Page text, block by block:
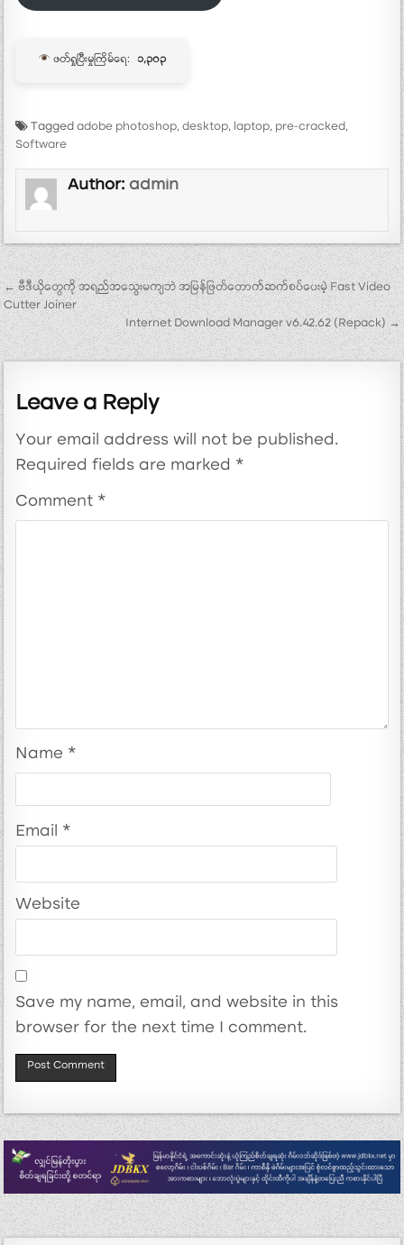
ဖတ်ရှုပြီးမှုကြိမ်ရေ: ၁,၃၀၃
Taggedadobe photoshop,desktop, laptop, pre-cracked,
Software
Author:admin
Post navigation
← ဗီဒီယိုတွေကို အရည်အသွေးမကျဘဲ အမြန်ဖြတ်တောက်ဆက်စပ်ပေးမဲ့ Fast Video
Cutter Joiner
Internet Download Manager v6.42.62 (Repack) →
Leave a Reply
Your email address will not be published.
Required fields are marked *
Comment *
Name *
Email *
Website
Save my name, email, and website in this
browser for the next time I comment.